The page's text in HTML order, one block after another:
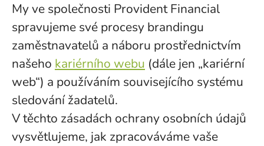
My ve společnosti Provident Financial
spravujeme své procesy brandingu
zaměstnavatelů a náboru prostřednictvím
našeho kariérního webu (dále jen „kariérní
web“) a používáním souvisejícího systému
sledování žadatelů.
V těchto zásadách ochrany osobních údajů
vysvětlujeme, jak zpracováváme vaše